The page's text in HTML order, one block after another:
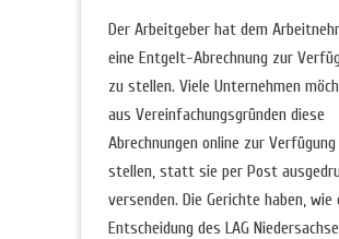
Der Arbeitgeber hat dem
eine Entgelt-Abrechnung zur
zu stellen. Viele Unternehmen
aus Vereinfachungsgründen diese
Abrechnungen online zur Verfügung
stellen, statt sie per Post
versenden. Die Gerichte haben, wie
Entscheidung des LAG